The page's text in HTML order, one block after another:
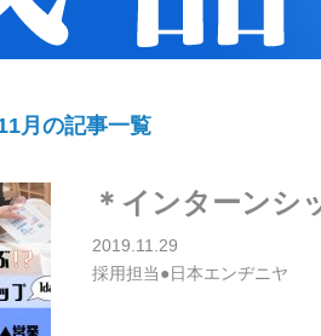
月の記事一覧
＊インターンシ
2019.11.29
採用担当●日本エンヂニヤ